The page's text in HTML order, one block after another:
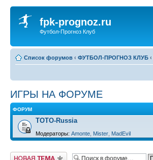
fpk-prognoz.ru
Футбол-Прогноз Клуб
Список форумов ‹ ФУТБОЛ-ПРОГНОЗ КЛУБ ‹
ИГРЫ НА ФОРУМЕ
ФОРУМ
ТОТО-Russia
Модераторы: Amonte Mister MadEvil
Новая тема